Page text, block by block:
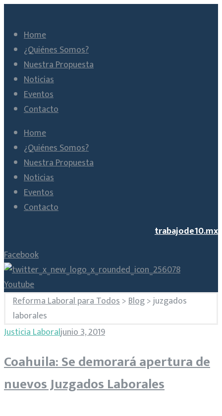
Home
¿Quiénes Somos?
Nuestra Propuesta
Noticias
Eventos
Contacto
Home
¿Quiénes Somos?
Nuestra Propuesta
Noticias
Eventos
Contacto
trabajode10.mx
Facebook
Youtube
Reforma Laboral para Todos>Blog>juzgados
laborales
Etiqueta:
juzgados
laborales
Justicia Laboraljunio 3, 2019
Coahuila: Se demorará apertura de
nuevos Juzgados Laborales